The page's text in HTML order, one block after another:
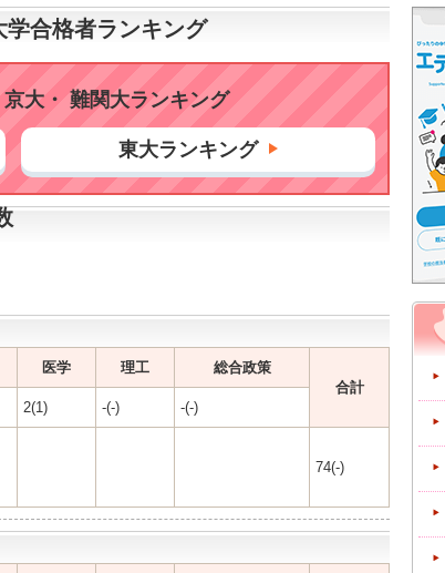
合格者ランキング
大・ 難関大ランキング
東大ランキング
医学 理工
総合政策
合計
2(1) -(-) -(-)
74(-)